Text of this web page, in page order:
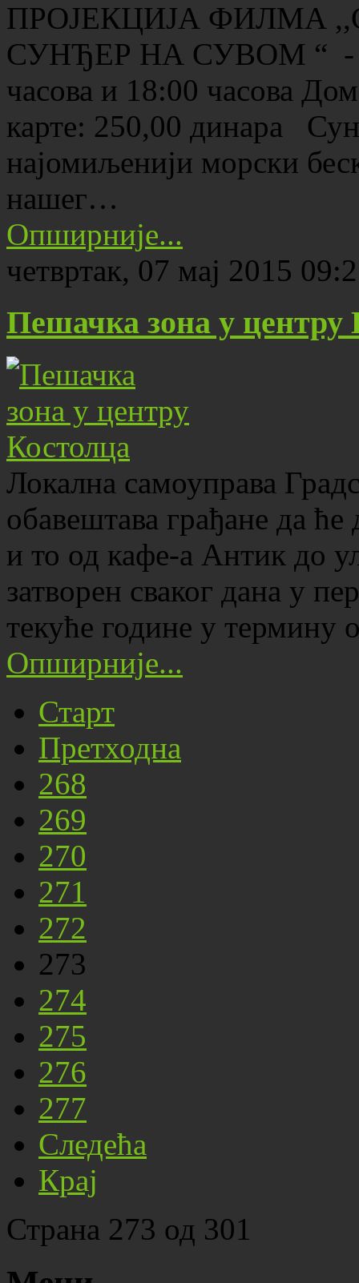
ПРОЈЕКЦИЈА ФИЛМА
СУНЂЕР НА СУВОМ “ -
часова и 18:00 часова
карте: 250,00 динара
најомиљенији морски
нашег…
Опширније...
четвртак, 07 мај 2015
Пешачка зона у центру
Локална самоуправа
обавештава грађане да
и то од кафе-а Антик до
затворен сваког дана у
текуће године у
Опширније...
Старт
Претходна
268
269
270
271
272
273
274
275
276
277
Следећа
Крај
Страна 273 од 301